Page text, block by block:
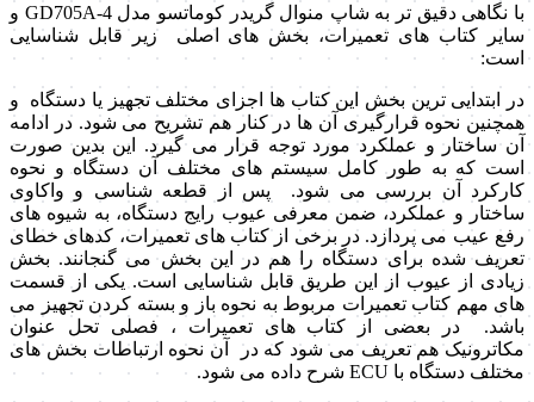
با نگاهی دقیق تر به شاپ منوال گریدر کوماتسو مدل GD705A-4 و
سایر کتاب های تعمیرات، بخش های اصلی زیر قابل شناسایی
است:
در ابتدایی ترین بخش این کتاب ها اجزای مختلف تجهیز یا دستگاه و
همچنین نحوه قرارگیری آن ها در کنار هم تشریح می شود. در ادامه
آن ساختار و عملکرد مورد توجه قرار می گیرد. این بدین صورت
است که به طور کامل سیستم های مختلف آن دستگاه و نحوه
کارکرد آن بررسی می شود. پس از قطعه شناسی و واکاوی
ساختار و عملکرد، ضمن معرفی عیوب رایج دستگاه، به شیوه های
رفع عیب می پردازد. در برخی از کتاب های تعمیرات، کدهای خطای
تعریف شده برای دستگاه را هم در این بخش می گنجانند. بخش
زیادی از عیوب از این طریق قابل شناسایی است. یکی از قسمت
های مهم کتاب تعمیرات مربوط به نحوه باز و بسته کردن تجهیز می
باشد. در بعضی از کتاب های تعمیرات ، فصلی تحل عنوان
مکاترونیک هم تعریف می شود که در آن نحوه ارتباطات بخش های
مختلف دستگاه با ECU شرح داده می شود.